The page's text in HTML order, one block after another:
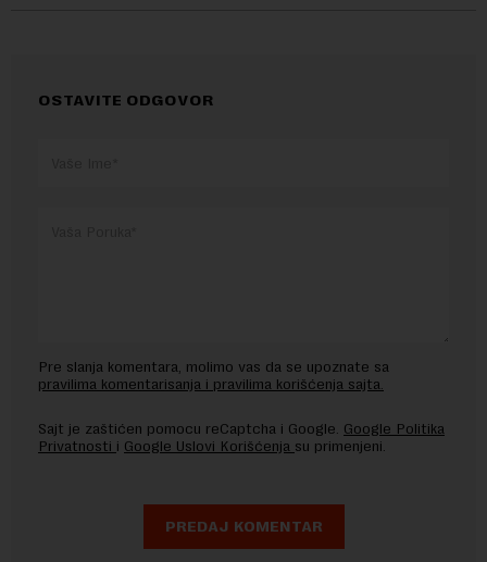
OSTAVITE ODGOVOR
Pre slanja komentara, molimo vas da se upoznate sa
pravilima komentarisanja i pravilima korišćenja sajta.
Sajt je zaštićen pomocu reCaptcha i Google. Google Politika
Privatnosti i Google Uslovi Korišćenja su primenjeni.